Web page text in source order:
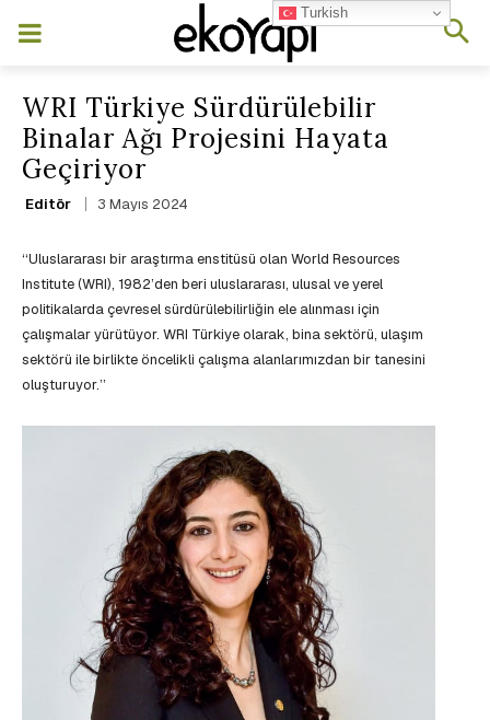
WRI Türkiye Sürdürülebilir
Binalar Ağı Projesini Hayata
Geçiriyor
Editör 3 Mayıs 2024
‘‘Uluslararası bir araştırma enstitüsü olan World Resources
Institute (WRI), 1982’den beri uluslararası, ulusal ve yerel
politikalarda çevresel sürdürülebilirliğin ele alınması için
çalışmalar yürütüyor. WRI Türkiye olarak, bina sektörü, ulaşım
sektörü ile birlikte öncelikli çalışma alanlarımızdan bir tanesini
oluşturuyor.’’
Turkish